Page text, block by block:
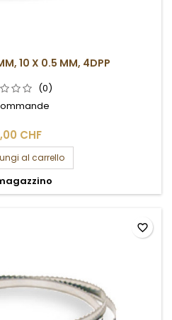
10 X 0.5 MM, 4DPP
(0)
CHF
al carrello
favorite_border